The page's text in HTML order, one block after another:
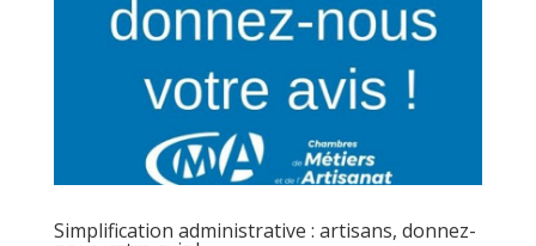
Simplification administrative : artisans, donnez-